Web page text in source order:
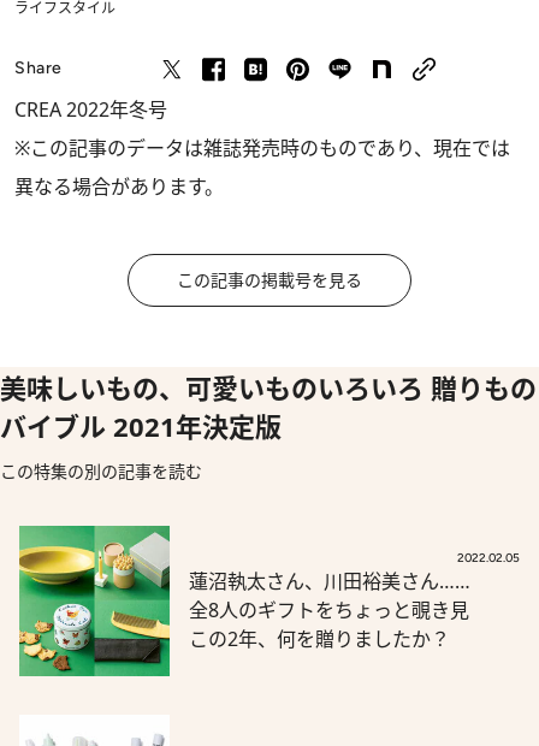
ライフスタイル
Share
CREA 2022年冬号
※この記事のデータは雑誌発売時のものであり、現在では
異なる場合があります。
この記事の掲載号を見る
美味しいもの、可愛いものいろいろ 贈りもの
バイブル 2021年決定版
この特集の別の記事を読む
2022.02.05
蓮沼執太さん、川田裕美さん……
全8人のギフトをちょっと覗き見
この2年、何を贈りましたか？